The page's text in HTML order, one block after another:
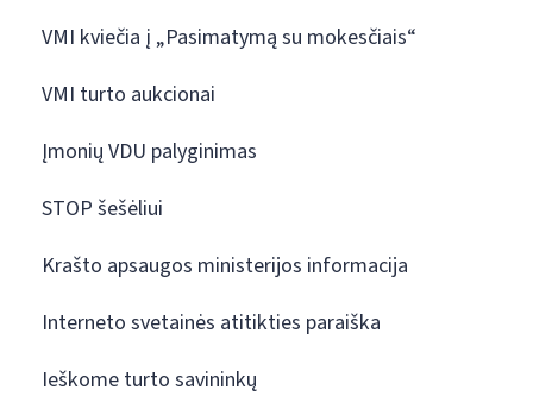
VMI kviečia į „Pasimatymą su mokesčiais“
VMI turto aukcionai
Įmonių VDU palyginimas
STOP šešėliui
Krašto apsaugos ministerijos informacija
Interneto svetainės atitikties paraiška
Ieškome turto savininkų